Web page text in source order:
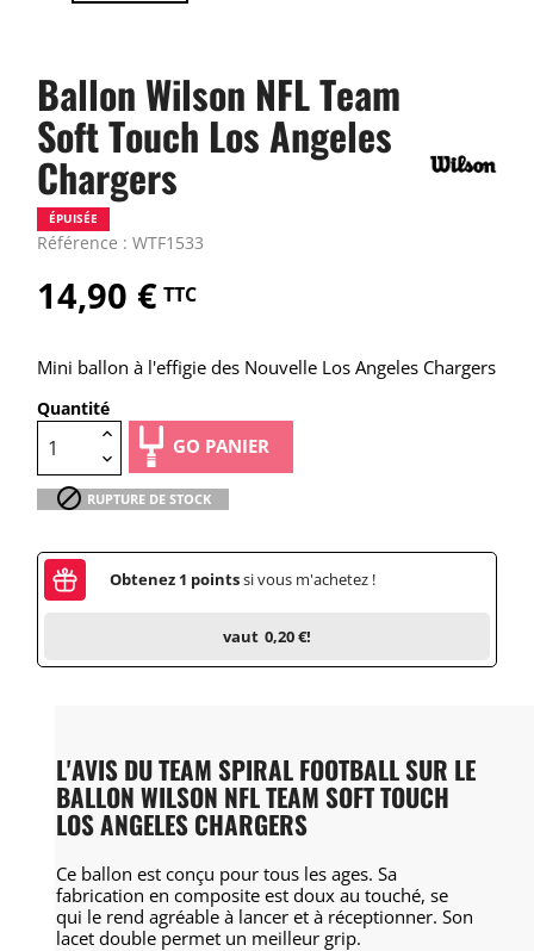
Ballon Wilson NFL Team
Soft Touch Los Angeles
Chargers
Référence : WTF1533
ÉPUISÉE
14,90 € TTC
Mini ballon à l'effigie des Nouvelle Los Angeles Chargers
Quantité
GO PANIER
 RUPTURE DE STOCK
Obtenez 1 pointssi vous m'achetez !
vaut 0,20 €!
L'AVIS DU TEAM SPIRAL FOOTBALL SUR LE
BALLON WILSON NFL TEAM SOFT TOUCH
LOS ANGELES CHARGERS
Ce ballon est conçu pour tous les ages. Sa
fabrication en composite est doux au touché, se
qui le rend agréable à lancer et à réceptionner. Son
lacet double permet un meilleur grip.